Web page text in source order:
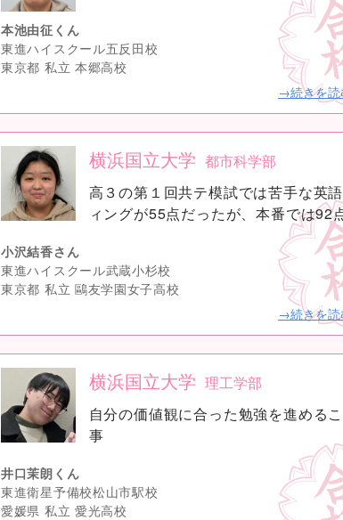
本池由征くん
東進ハイスクール五反田校
東京都 私立 本郷高校
→続きを読
no
image
横浜国立大学 都市科学部
高３の第１回共テ模試では苦手な英
ィングが55点だったが、本番では92
小沢結香さん
東進ハイスクール武蔵小杉校
東京都 私立 鷗友学園女子高校
→続きを読
no
image
横浜国立大学 理工学部
自分の価値観に合った勉強を進める
事
井口茉朗くん
東進衛星予備校松山市駅校
愛媛県 私立 愛光高校